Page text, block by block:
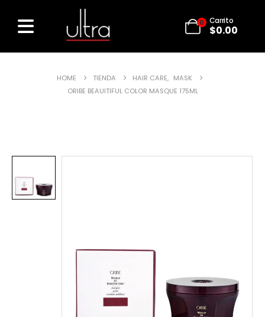
0 Carrito
$0.00
HOME TIENDA HAIR CARE, MASK
ORIBE BEAUITIFUL COLOR MASQUE 175ML